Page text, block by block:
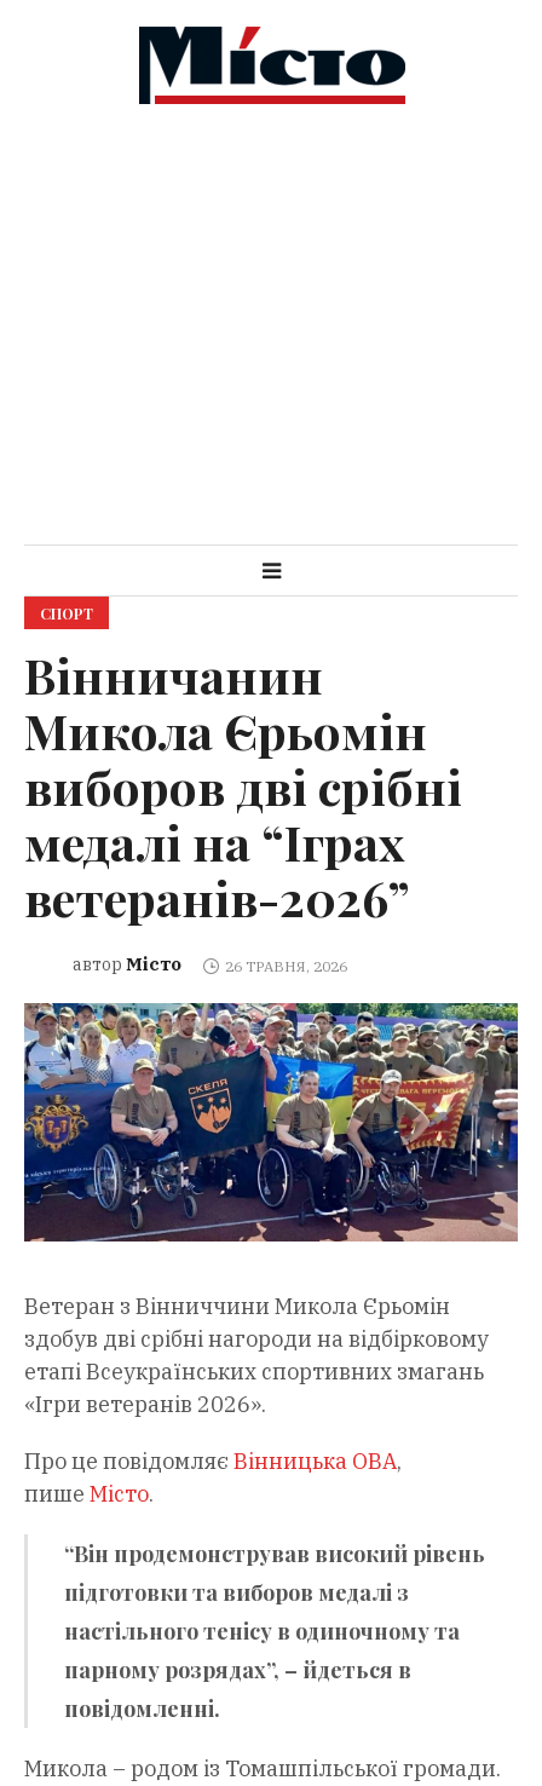
СПОРТ
Вінничанин
Микола Єрьомін
виборов дві срібні
медалі на “Іграх
ветеранів-2026”
автор Місто 26 ТРАВНЯ, 2026
Ветеран з Вінниччини Микола Єрьомін
здобув дві срібні нагороди на відбірковому
етапі Всеукраїнських спортивних змагань
«Ігри ветеранів 2026».
Про це повідомляє Вінницька ОВА,
пише Місто.
“Він продемонстрував високий рівень
підготовки та виборов медалі з
настільного тенісу в одиночному та
парному розрядах”, – йдеться в
повідомленні.
Микола – родом із Томашпільської громади.